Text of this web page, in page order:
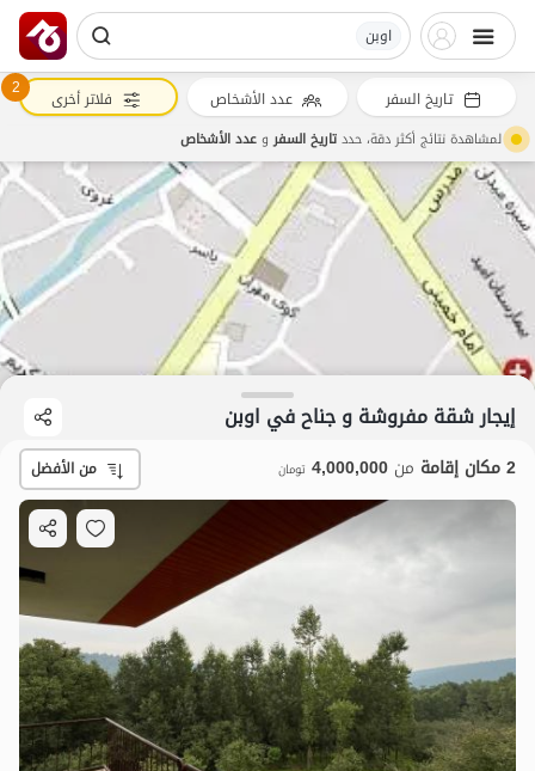
اوبن
إيجار شقة مفروشة و جناح في اوبن
2 مكان إقامة من 4,000,000 تومان من الأفضل
تاريخ السفر عدد الأشخاص 2 فلاتر أخرى
لمشاهدة نتائج أكثر دقة، حددتاريخ السفروعدد الأشخاص